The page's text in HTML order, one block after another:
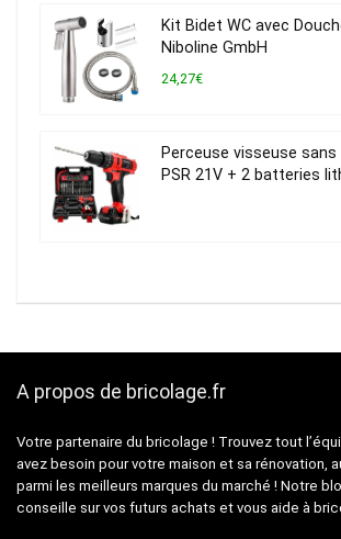
Kit Bidet WC avec
Niboline GmbH
24,27€
Perceuse visseuse sans
PSR 21V + 2 batteries
A propos de bricolage.fr
Votre partenaire du bricolage ! Trouvez tout
avez besoin pour votre maison et sa rénovation,
parmi les meilleurs marques du marché ! Notre
conseille sur vos futurs achats et vous aide à